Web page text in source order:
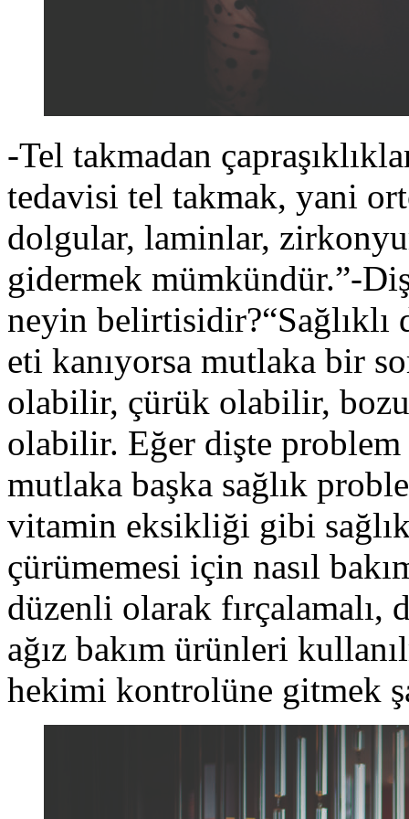
-Tel takmadan
tedavisi tel takmak, yani
dolgular, laminlar,
gidermek mümkündür.”-
neyin belirtisidir?“Sağlıklı
eti kanıyorsa mutlaka bir
olabilir, çürük olabilir,
olabilir. Eğer dişte
mutlaka başka sağlık
vitamin eksikliği gibi
çürümemesi için nasıl
düzenli olarak fırçalamalı,
ağız bakım ürünleri
hekimi kontrolüne gitmek